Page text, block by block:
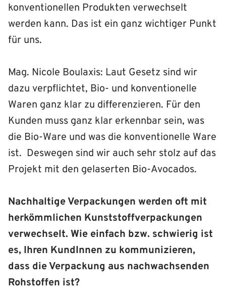
konventionellen Produkten verwechselt
werden kann. Das ist ein ganz wichtiger Punkt
für uns.
Mag. Nicole Boulaxis: Laut Gesetz sind wir
dazu verpflichtet, Bio- und konventionelle
Waren ganz klar zu differenzieren. Für den
Kunden muss ganz klar erkennbar sein, was
die Bio-Ware und was die konventionelle Ware
ist. Deswegen sind wir auch sehr stolz auf das
Projekt mit den gelaserten Bio-Avocados.
Nachhaltige Verpackungen werden oft mit
herkömmlichen Kunststoffverpackungen
verwechselt. Wie einfach bzw. schwierig ist
es, Ihren KundInnen zu kommunizieren,
dass die Verpackung aus nachwachsenden
Rohstoffen ist?